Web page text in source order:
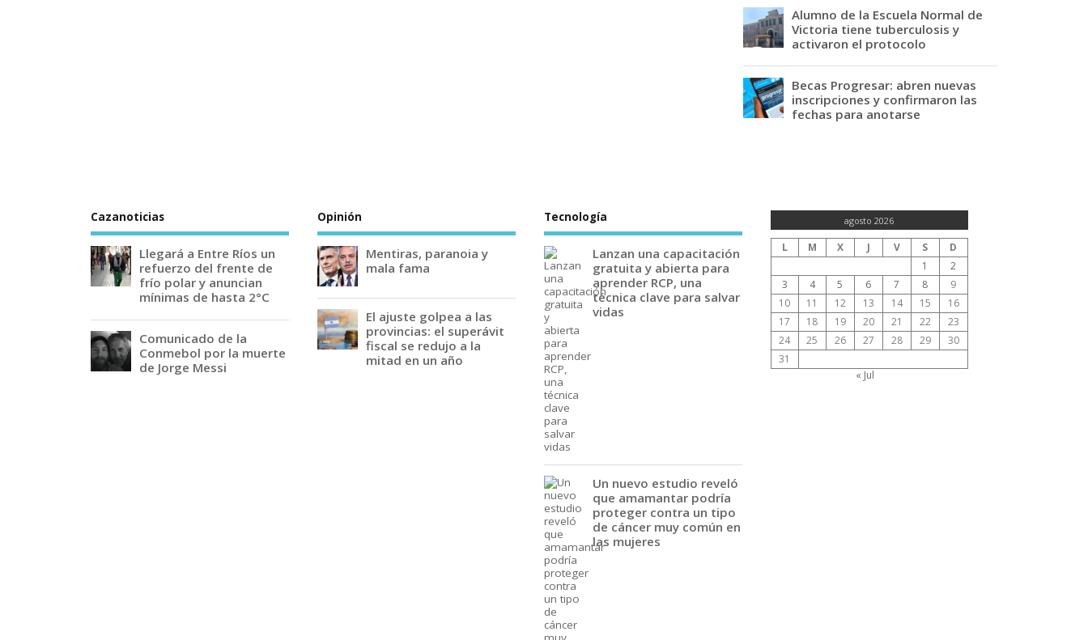
Alumno de la Escuela Normal de
Victoria tiene tuberculosis y
activaron el protocolo
Becas Progresar: abren nuevas
inscripciones y confirmaron las
fechas para anotarse
Cazanoticias
Llegará a Entre Ríos un
refuerzo del frente de
frío polar y anuncian
mínimas de hasta 2°C
Comunicado de la
Conmebol por la muerte
de Jorge Messi
Opinión
Mentiras, paranoia y
mala fama
El ajuste golpea a las
provincias: el superávit
fiscal se redujo a la
mitad en un año
Tecnología
Lanzan una capacitación
gratuita y abierta para
aprender RCP, una
técnica clave para salvar
vidas
Un nuevo estudio reveló
que amamantar podría
proteger contra un tipo
de cáncer muy común en
las mujeres
agosto 2026
L M X J V S
D
1
2
3
4 5 6 7 8
9
10
11 12 13 14 15
16
17
18 19 20 21 22
23
24
25 26 27 28 29
30
31
« Jul